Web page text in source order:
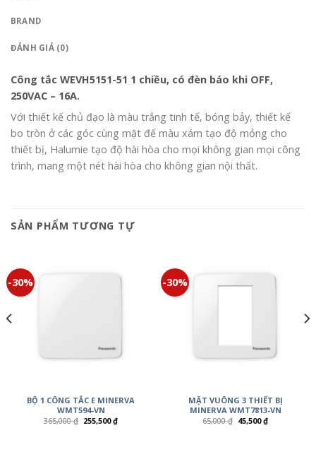
BRAND
ĐÁNH GIÁ (0)
Công tắc WEVH5151-51 1 chiều, có đèn báo khi OFF,
250VAC – 16A.
Với thiết kế chủ đạo là màu trắng tinh tế, bóng bảy, thiết kế
bo tròn ở các góc cùng mặt đế màu xám tạo độ mỏng cho
thiết bị, Halumie tạo độ hài hòa cho mọi không gian mọi công
trình, mang một nét hài hòa cho không gian nội thất.
SẢN PHẨM TƯƠNG TỰ
-30%
BỘ 1 CÔNG TẮC E MINERVA
WMT594-VN
365,000₫ 255,500₫
-30%
MẶT VUÔNG 3 THIẾT BỊ
MINERVA WMT7813-VN
65,000₫ 45,500₫